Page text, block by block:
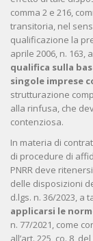
comma 2 e 216,
transitoria, nel
qualificazione la
aprile 2006, n. 163,
qualifica sulla
singole imprese
strutturazione
alla rinfusa, che
contenziosa.
In materia di
di procedure di
PNRR deve
delle disposizioni
d.lgs. n. 36/2023, a
applicarsi le
n. 77/2021, come
all’art. 225, co. 8,